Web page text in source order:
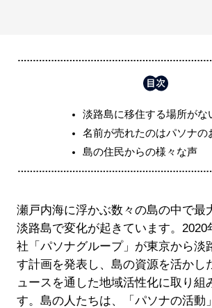
淡路島に移住する場所がな
名前が売れたのはパソナの
島の住民からの様々な声
瀬戸内海に浮かぶ数々の島の中で最
淡路島で変化が起きています。2020
社「パソナグループ」が東京から淡
す計画を発表し、島の資源を活かし
ュースを通した地域活性化に取り組
す。島の人たちは、「パソナの活動